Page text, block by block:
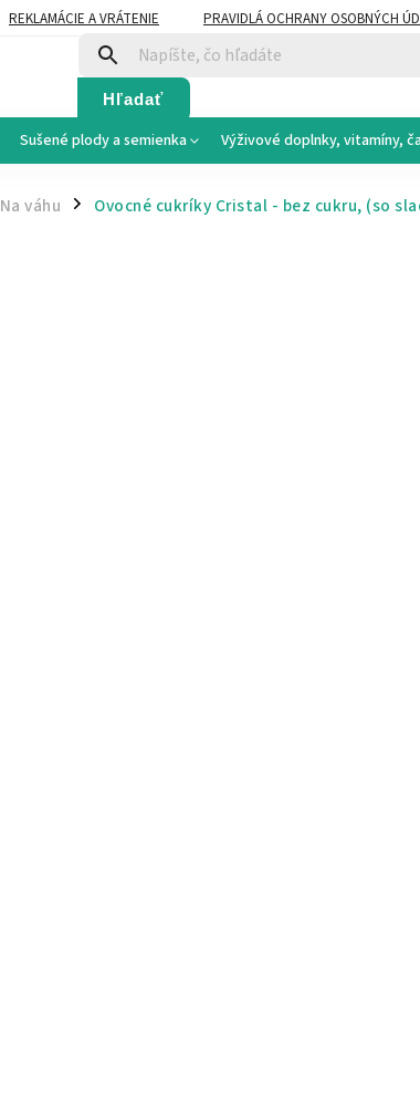
REKLAMÁCIE A VRÁTENIE PRAVIDLÁ OCHRANY OSOBNÝCH
Hľadať
Sušené plody a semienka Výživové doplnky, vitamíny,
Na váhu / Ovocné cukríky Cristal - bez cukru, (so